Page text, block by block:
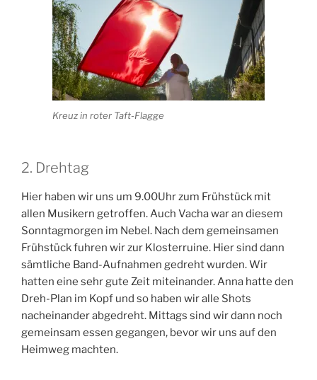
Kreuz in roter Taft-Flagge
2. Drehtag
Hier haben wir uns um 9.00Uhr zum Frühstück mit
allen Musikern getroffen. Auch Vacha war an diesem
Sonntagmorgen im Nebel. Nach dem gemeinsamen
Frühstück fuhren wir zur Klosterruine. Hier sind dann
sämtliche Band-Aufnahmen gedreht wurden. Wir
hatten eine sehr gute Zeit miteinander. Anna hatte den
Dreh-Plan im Kopf und so haben wir alle Shots
nacheinander abgedreht. Mittags sind wir dann noch
gemeinsam essen gegangen, bevor wir uns auf den
Heimweg machten.